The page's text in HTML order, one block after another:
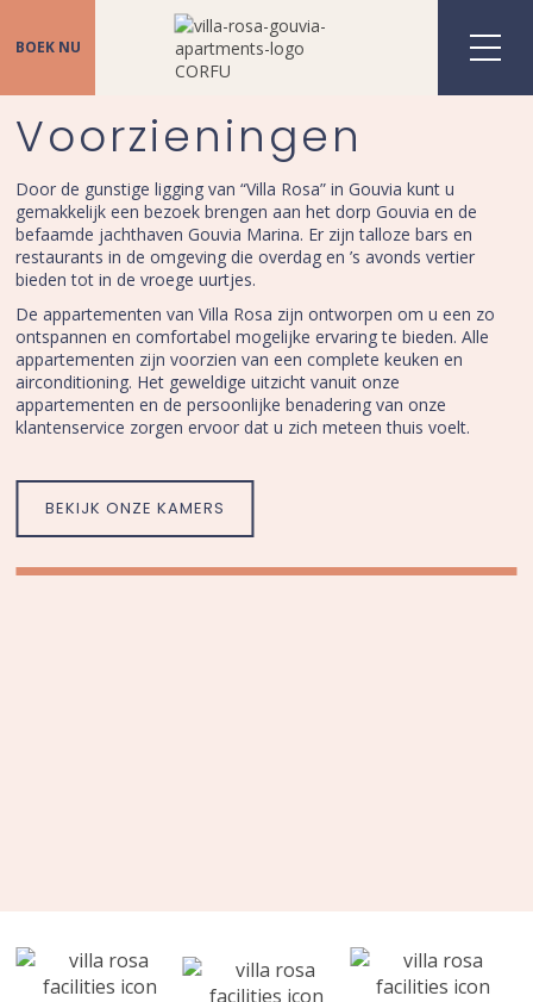
BOEK NU
STARTPAGINA
Twee kamers app. met uitzicht
Driepersoons app. met uitzicht
Tweepersoons app. met uitzicht
VOORZIENINGEN
OMGEVING
Informatie over Corfu
Het weer
FOTO’S
Voorzieningen
Door de gunstige ligging van “Villa Rosa” in Gouvia kunt u
gemakkelijk een bezoek brengen aan het dorp Gouvia en de
befaamde jachthaven Gouvia Marina. Er zijn talloze bars en
restaurants in de omgeving die overdag en ’s avonds vertier
bieden tot in de vroege uurtjes.
De appartementen van Villa Rosa zijn ontworpen om u een zo
ontspannen en comfortabel mogelijke ervaring te bieden. Alle
appartementen zijn voorzien van een complete keuken en
airconditioning. Het geweldige uitzicht vanuit onze
appartementen en de persoonlijke benadering van onze
klantenservice zorgen ervoor dat u zich meteen thuis voelt.
BEKIJK ONZE KAMERS